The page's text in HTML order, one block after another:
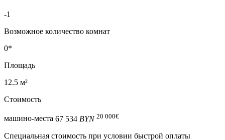
-1
Возможное количество комнат
0*
Площадь
12.5 м²
Стоимость
машино-места 67 534 BYN 20 000€
Специальная cтоимость при условии быстрой оплаты